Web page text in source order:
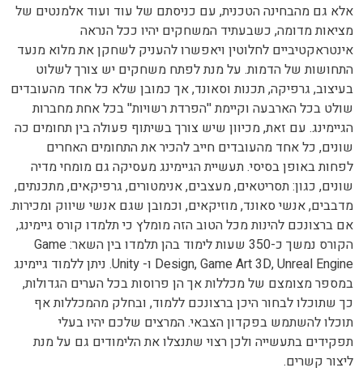
אלא גם מהבחינה הטכנית, עם כניסתם של עוד ועוד אלמנטים של
מציאות מדומה, כשבעתיד המשחקים יהיו ככל הנראה
אינטראקטיביים לחלוטין ויאפשרו להעניק לשחקן את מלוא מנעד
התחושות של הדמות. על מנת לפתח משחקים יש צורך לשלוט
בעיצוב, גרפיקה, תכנות וסאונד, אך כמובן שלא כל אחד מהעובדים
שולט בכל הארבעה וקיימת ''הפרדת רשויות'' בכל אחת מחברות
הגיימינג. עם זאת, מכיוון שיש צורך בשיתוף פעולה בין תחומים כה
שונים, כל אחד מהעובדים חייב להכיר את התחומים האחרים
לפחות באופן בסיסי. תעשיית הגיימינג מעסיקה גם מומחי מדיה
שונים, כגון: תסריטאים, מעצבים, אנימטורים, גרפיקאים, מתכנתים,
מדבבים, אנשי סאונד, מוזיקאים, וכמובן שגם אנשי שיווק ומכירות.
אם ברצונכם להינות מכל הטוב הזה מומלץ כי תלמדו קורס גיימינג,
הקורס נמשך כ-350 שעות לימוד בהן תלמדו בין השאר: Game
Design, Game Art 3D, Unreal Engine ו- Unity. ניתן ללמוד גיימינג
במספר מצומצם של מכללות אך הן פרוסות בכל הערים הגדולות,
כך שתוכלו לבחור היכן ברצונכם ללמוד, ובחלק מהמכללות אף
תוכלו להשתמש בפקדון הצבאי. המרצים שלכם יהיו בעלי
תפקידים בתעשייה ולכן רצוי שתנצלו את הלימודים גם על מנת
ליצור קשרים.